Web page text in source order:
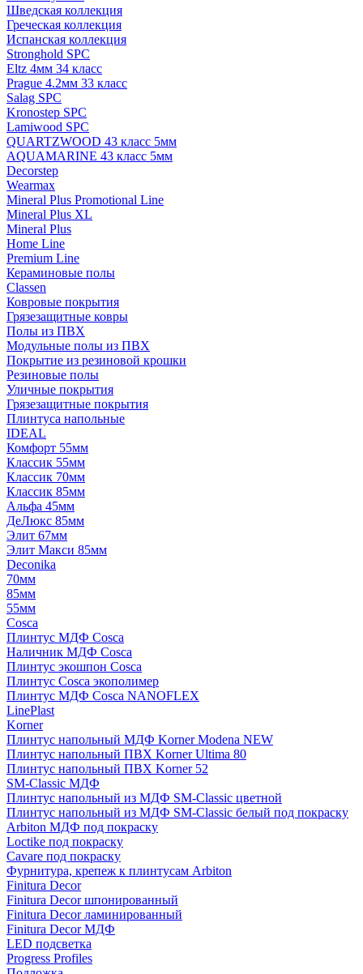
Шведская коллекция
Греческая коллекция
Испанская коллекция
Stronghold SPC
Eltz 4мм 34 класс
Prague 4.2мм 33 класс
Salag SPC
Kronostep SPC
Lamiwood SPC
QUARTZWOOD 43 класс 5мм
AQUAMARINE 43 класс 5мм
Decorstep
Wearmax
Mineral Plus Promotional Line
Mineral Plus XL
Mineral Plus
Home Line
Premium Line
Кераминовые полы
Classen
Ковровые покрытия
Грязезащитные ковры
Полы из ПВХ
Модульные полы из ПВХ
Покрытие из резиновой крошки
Резиновые полы
Уличные покрытия
Грязезащитные покрытия
Плинтуса напольные
IDEAL
Комфорт 55мм
Классик 55мм
Классик 70мм
Классик 85мм
Альфа 45мм
ДеЛюкс 85мм
Элит 67мм
Элит Макси 85мм
Deconika
70мм
85мм
55мм
Cosca
Плинтус МДФ Cosca
Наличник МДФ Cosca
Плинтус экошпон Cosca
Плинтус Cosca экополимер
Плинтус МДФ Cosca NANOFLEX
LinePlast
Korner
Плинтус напольный МДФ Korner Modena NEW
Плинтус напольный ПВХ Korner Ultima 80
Плинтус напольный ПВХ Korner 52
SM-Classic МДФ
Плинтус напольный из МДФ SM-Classic цветной
Плинтус напольный из МДФ SM-Classic белый под покраску
Arbiton МДФ под покраску
Loctike под покраску
Cavare под покраску
Фурнитура, крепеж к плинтусам Arbiton
Finitura Decor
Finitura Decor шпонированный
Finitura Decor ламинированный
Finitura Decor МДФ
LED подсветка
Progress Profiles